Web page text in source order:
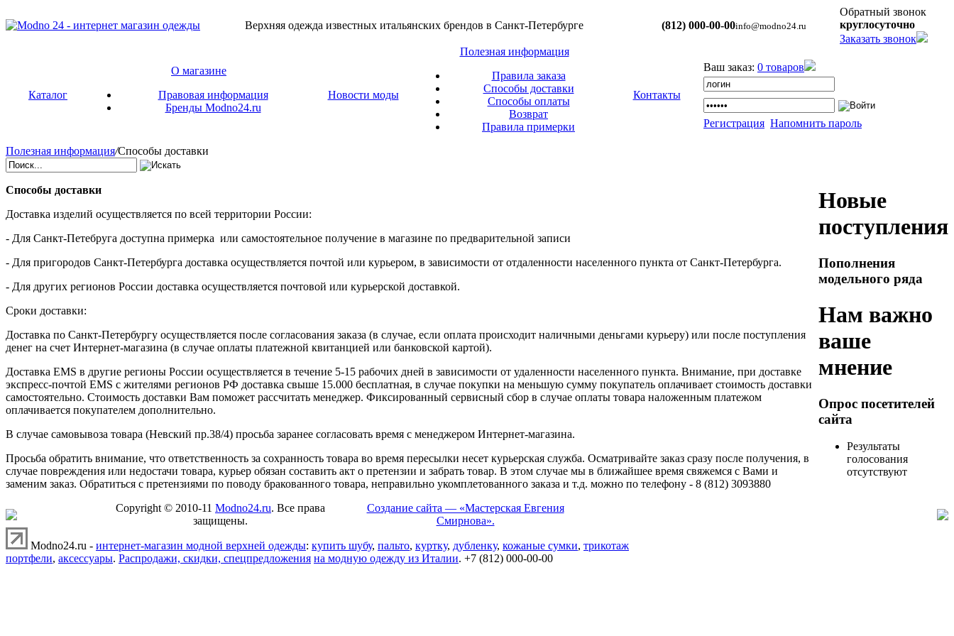
Верхняя одежда известных итальянских брендов в Санкт-Петербурге (812) 000-00-00info@modno24.ru
Обратный звонок
круглосуточно
Заказать звонок
Каталог
О магазине
Правовая информация
Бренды Modno24.ru
Новости моды
Полезная информация
Правила заказа
Способы доставки
Способы оплаты
Возврат
Правила примерки
Контакты
Ваш заказ: 0 товаров
Регистрация Напомнить пароль
Полезная информация/Способы доставки
Способы доставки
Доставка изделий осуществляется по всей территории России:
- Для Санкт-Петебруга доступна примерка или самостоятельное получение в магазине по предварительной записи
- Для пригородов Санкт-Петербурга доставка осуществляется почтой или курьером, в зависимости от отдаленности населенного пункта от Санкт-Петербурга.
- Для других регионов России доставка осуществляется почтовой или курьерской доставкой.
Сроки доставки:
Доставка по Санкт-Петербургу осуществляется после согласования заказа (в случае, если оплата происходит наличными деньгами курьеру) или после поступления
денег на счет Интернет-магазина (в случае оплаты платежной квитанцией или банковской картой).
Доставка EMS в другие регионы России осуществляется в течение 5-15 рабочих дней в зависимости от удаленности населенного пункта. Внимание, при доставке
экспресс-почтой EMS с жителями регионов РФ доставка свыше 15.000 бесплатная, в случае покупки на меньшую сумму покупатель оплачивает стоимость доставки
самостоятельно. Стоимость доставки Вам поможет рассчитать менеджер. Фиксированный сервисный сбор в случае оплаты товара наложенным платежом
оплачивается покупателем дополнительно.
В случае самовывоза товара (Невский пр.38/4) просьба заранее согласовать время с менеджером Интернет-магазина.
Просьба обратить внимание, что ответственность за сохранность товара во время пересылки несет курьерская служба. Осматривайте заказ сразу после получения, в
случае повреждения или недостачи товара, курьер обязан составить акт о претензии и забрать товар. В этом случае мы в ближайшее время свяжемся с Вами и
заменим заказ. Обратиться с претензиями по поводу бракованного товара, неправильно укомплетованного заказа и т.д. можно по телефону - 8 (812) 3093880
Новые
поступления
Пополнения
модельного ряда
Нам важно
ваше
мнение
Опрос посетителей
сайта
Результаты
голосования
отсутствуют
Copyright © 2010-11 Modno24.ru. Все права
защищены.
Создание сайта — «Мастерская Евгения
Смирнова».
Modno24.ru - интернет-магазин модной верхней одежды: купить шубу, пальто, куртку, дубленку, кожаные сумки, трикотаж
портфели, аксессуары. Распродажи, скидки, спецпредложения на модную одежду из Италии. +7 (812) 000-00-00